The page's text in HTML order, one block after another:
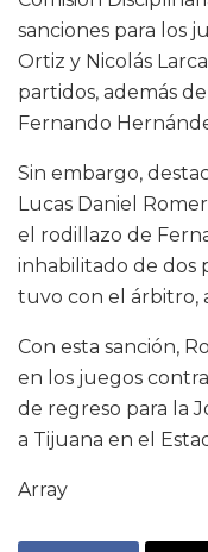
sanciones para los
Ortiz y Nicolás
partidos, además
Fernando
Sin embargo,
Lucas Daniel
el rodillazo de
inhabilitado de dos
tuvo con el árbitro,
Con esta sanción,
en los juegos
de regreso para la
a Tijuana en el
Array